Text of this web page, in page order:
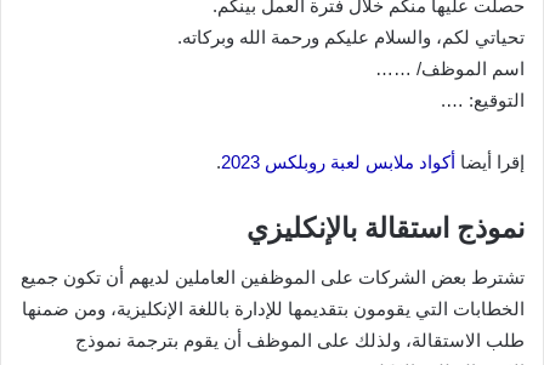
حصلت عليها منكم خلال فترة العمل بينكم.
تحياتي لكم، والسلام عليكم ورحمة الله وبركاته.
اسم الموظف/ ……
التوقيع: ….
إقرا أيضا أكواد ملابس لعبة روبلكس 2023 .
نموذج استقالة بالإنكليزي
تشترط بعض الشركات على الموظفين العاملين لديهم أن تكون جميع
الخطابات التي يقومون بتقديمها للإدارة باللغة الإنكليزية، ومن ضمنها
طلب الاستقالة، ولذلك على الموظف أن يقوم بترجمة نموذج